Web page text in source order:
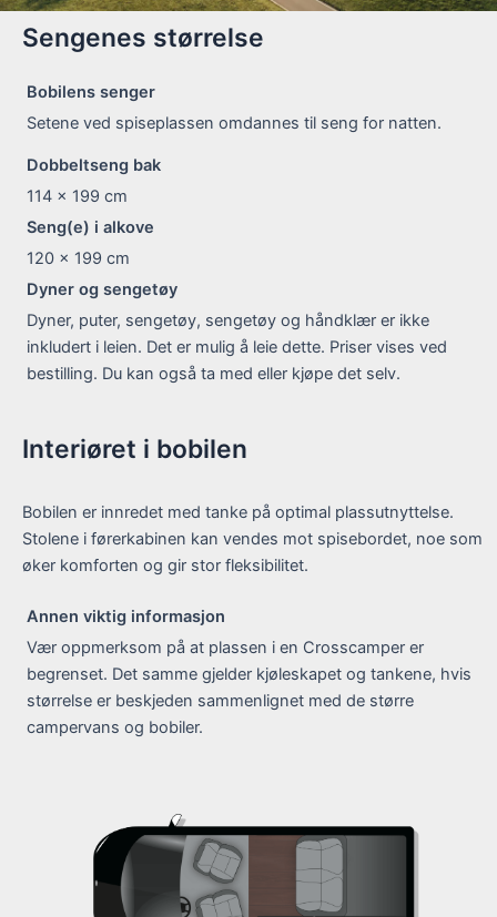
Sengenes størrelse
Bobilens senger
Setene ved spiseplassen omdannes til seng for natten.
Dobbeltseng bak
114 x 199 cm
Seng(e) i alkove
120 x 199 cm
Dyner og sengetøy
Dyner, puter, sengetøy, sengetøy og håndklær er ikke
inkludert i leien. Det er mulig å leie dette. Priser vises ved
bestilling. Du kan også ta med eller kjøpe det selv.
Interiøret i bobilen
Bobilen er innredet med tanke på optimal plassutnyttelse.
Stolene i førerkabinen kan vendes mot spisebordet, noe som
øker komforten og gir stor fleksibilitet.
Annen viktig informasjon
Vær oppmerksom på at plassen i en Crosscamper er
begrenset. Det samme gjelder kjøleskapet og tankene, hvis
størrelse er beskjeden sammenlignet med de større
campervans og bobiler.